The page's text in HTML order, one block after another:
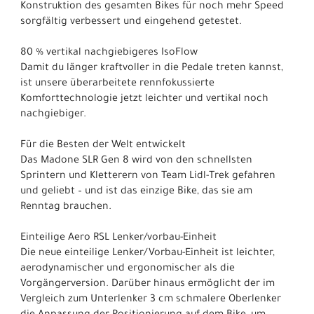
Konstruktion des gesamten Bikes für noch mehr Speed
sorgfältig verbessert und eingehend getestet.
80 % vertikal nachgiebigeres IsoFlow
Damit du länger kraftvoller in die Pedale treten kannst,
ist unsere überarbeitete rennfokussierte
Komforttechnologie jetzt leichter und vertikal noch
nachgiebiger.
Für die Besten der Welt entwickelt
Das Madone SLR Gen 8 wird von den schnellsten
Sprintern und Kletterern von Team Lidl-Trek gefahren
und geliebt – und ist das einzige Bike, das sie am
Renntag brauchen.
Einteilige Aero RSL Lenker/vorbau-Einheit
Die neue einteilige Lenker/Vorbau-Einheit ist leichter,
aerodynamischer und ergonomischer als die
Vorgängerversion. Darüber hinaus ermöglicht der im
Vergleich zum Unterlenker 3 cm schmalere Oberlenker